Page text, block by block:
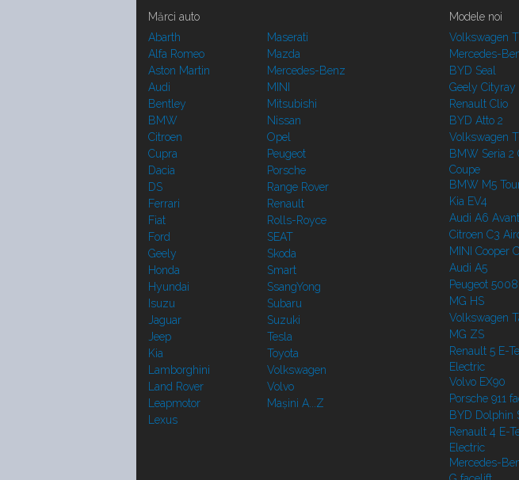
Mărci auto
Abarth
Alfa Romeo
Aston Martin
Audi
Bentley
BMW
Citroen
Cupra
Dacia
DS
Ferrari
Fiat
Ford
Geely
Honda
Hyundai
Isuzu
Jaguar
Jeep
Kia
Lamborghini
Land Rover
Leapmotor
Lexus
Maserati
Mazda
Mercedes-Benz
MINI
Mitsubishi
Nissan
Opel
Peugeot
Porsche
Range Rover
Renault
Rolls-Royce
SEAT
Skoda
Smart
SsangYong
Subaru
Suzuki
Tesla
Toyota
Volkswagen
Volvo
Mașini A...Z
Modele noi
Volkswagen
Mercedes-
BYD Seal
Geely Cityray
Renault Clio
BYD Atto 2
Volkswagen
BMW Seria 2
Coupe
BMW M5
Kia EV4
Audi A6 Avant
Citroen C3
MINI Cooper
Audi A5
Peugeot 5008
MG HS
Volkswagen
MG ZS
Renault 5 E-
Electric
Volvo EX90
Porsche 911
BYD Dolphin
Renault 4 E-
Electric
Mercedes-